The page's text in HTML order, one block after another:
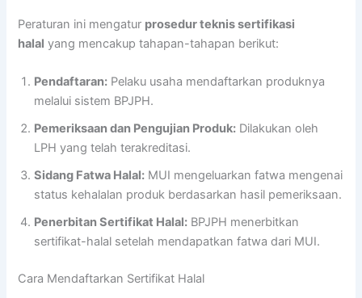
Peraturan ini mengatur prosedur teknis sertifikasi
halal yang mencakup tahapan-tahapan berikut:
Pendaftaran: Pelaku usaha mendaftarkan produknya
melalui sistem BPJPH.
Pemeriksaan dan Pengujian Produk: Dilakukan oleh
LPH yang telah terakreditasi.
Sidang Fatwa Halal: MUI mengeluarkan fatwa mengenai
status kehalalan produk berdasarkan hasil pemeriksaan.
Penerbitan Sertifikat Halal: BPJPH menerbitkan
sertifikat-halal setelah mendapatkan fatwa dari MUI.
Cara Mendaftarkan Sertifikat Halal